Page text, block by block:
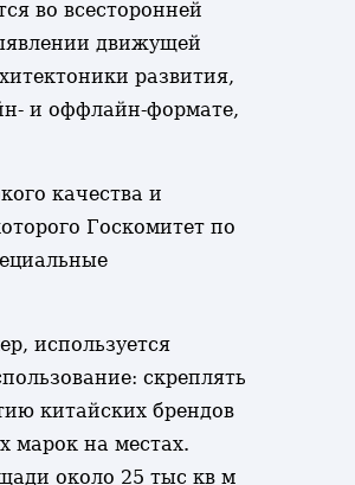
во всесторонней
движущей
развития,
и оффлайн-формате,
качества и
Госкомитет по
используется
скреплять
китайских брендов
марок на местах.
около 25 тыс кв м